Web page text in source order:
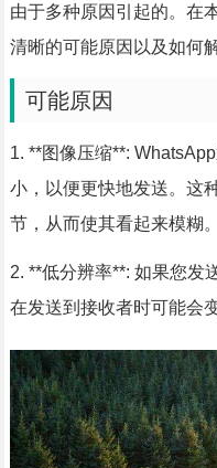
由于多种原因引起的。在
清晰的可能原因以及如何
可能原因
1. **图像压缩**:
小，以便更快地发送。这
节，从而使其看起来模糊。
2. **低分辨率**: 如果您发
在发送到接收者时可能会